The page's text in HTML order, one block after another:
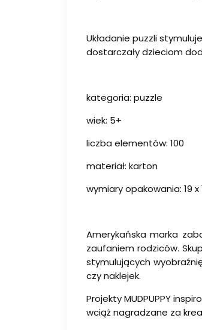
Układanie puzzli
dostarczały dzieciom
kategoria: puzzle
wiek: 5+
liczba elementów: 100
materiał: karton
wymiary opakowania: 19 x
Amerykańska marka
zaufaniem rodziców.
stymulujących
czy naklejek.
Projekty MUDPUPPY
wciąż nagradzane za